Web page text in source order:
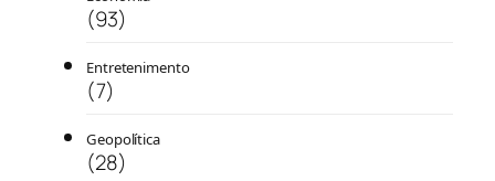
(93)
Entretenimento
(7)
Geopolítica
(28)